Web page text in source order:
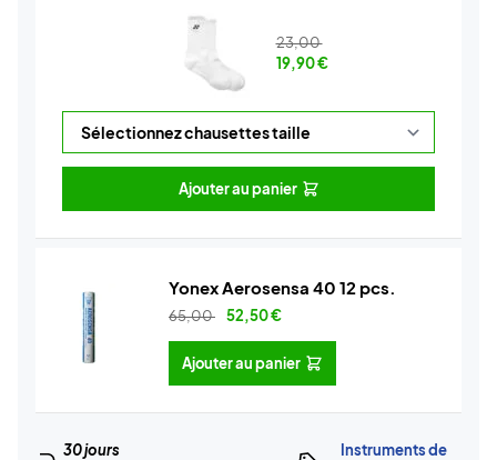
23,00
19,90€
Ajouter au panier
Yonex Aerosensa 40 12 pcs.
65,00 52,50€
Ajouter au panier
30 jours
Instruments de